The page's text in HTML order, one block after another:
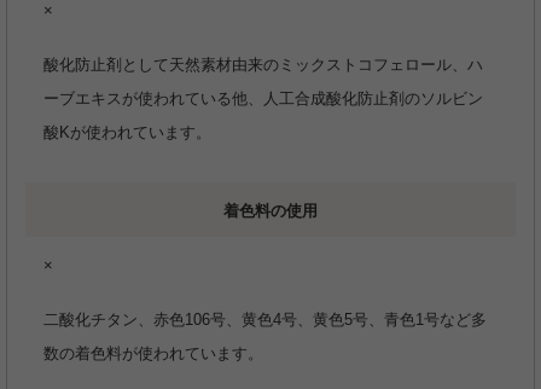
×
酸化防止剤として天然素材由来のミックストコフェロール、ハ
ーブエキスが使われている他、人工合成酸化防止剤のソルビン
酸Kが使われています。
着色料の使用
×
二酸化チタン、赤色106号、黄色4号、黄色5号、青色1号など多
数の着色料が使われています。